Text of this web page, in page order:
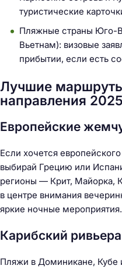
туристические
Пляжные страны Юго-
Вьетнам): визовые
прибытии, если есть
Лучшие
направления
Европейские
Если хочется
выбирай Грецию или
регионы — Крит, Майорка,
в центре внимания
яркие ночные мероприятия.
Карибский
Пляжи в Доминикане,